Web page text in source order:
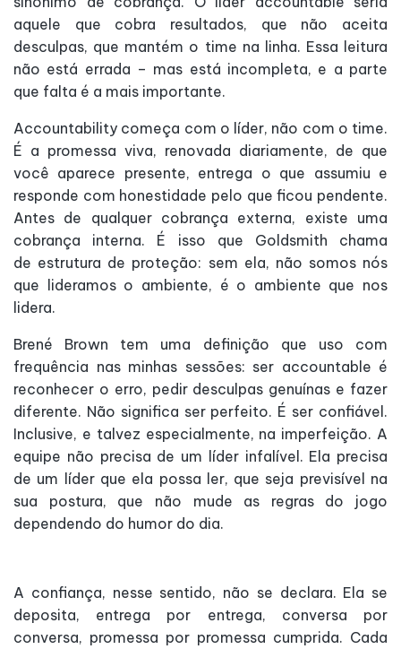
aquele que cobra resultados, que não aceita
desculpas, que mantém o time na linha. Essa leitura
não está errada – mas está incompleta, e a parte
que falta é a mais importante.
Accountability começa com o líder, não com o time.
É a promessa viva, renovada diariamente, de que
você aparece presente, entrega o que assumiu e
responde com honestidade pelo que ficou pendente.
Antes de qualquer cobrança externa, existe uma
cobrança interna. É isso que Goldsmith chama
de estrutura de proteção: sem ela, não somos nós
que lideramos o ambiente, é o ambiente que nos
lidera.
Brené Brown tem uma definição que uso com
frequência nas minhas sessões: ser accountable é
reconhecer o erro, pedir desculpas genuínas e fazer
diferente. Não significa ser perfeito. É ser confiável.
Inclusive, e talvez especialmente, na imperfeição. A
equipe não precisa de um líder infalível. Ela precisa
de um líder que ela possa ler, que seja previsível na
sua postura, que não mude as regras do jogo
dependendo do humor do dia.
A confiança, nesse sentido, não se declara. Ela se
deposita, entrega por entrega, conversa por
conversa, promessa por promessa cumprida. Cada